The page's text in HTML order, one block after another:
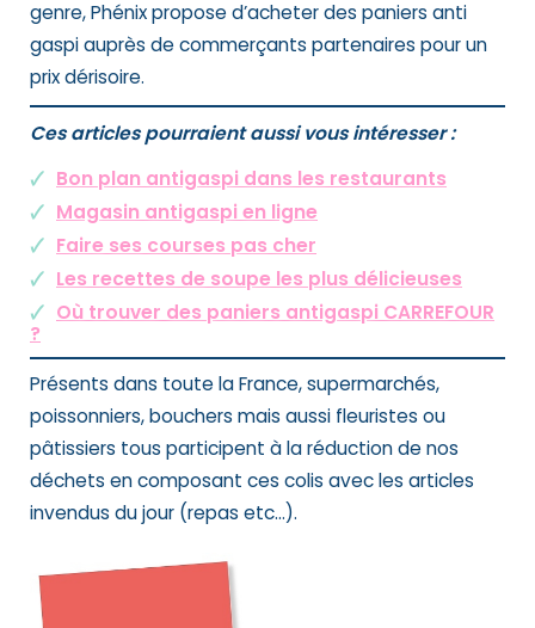
genre, Phénix propose d’acheter des paniers anti
gaspiauprès de commerçants partenaires pour un
prix dérisoire.
Ces articles pourraient aussi vous intéresser :
Bon plan antigaspi dans les restaurants
Magasin antigaspi en ligne
Faire ses courses pas cher
Les recettes de soupe les plus délicieuses
Où trouver des paniers antigaspi CARREFOUR
?
Présents dans toute la France, supermarchés,
poissonniers, bouchers mais aussi fleuristes ou
pâtissiers tous participent à la réduction de nos
déchets en composant ces colis avec les articles
invendus du jour (repas etc…).